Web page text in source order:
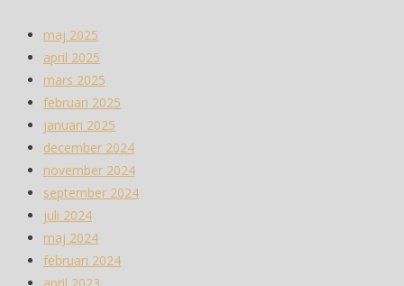
maj 2025
april 2025
mars 2025
februari 2025
januari 2025
december 2024
november 2024
september 2024
juli 2024
maj 2024
februari 2024